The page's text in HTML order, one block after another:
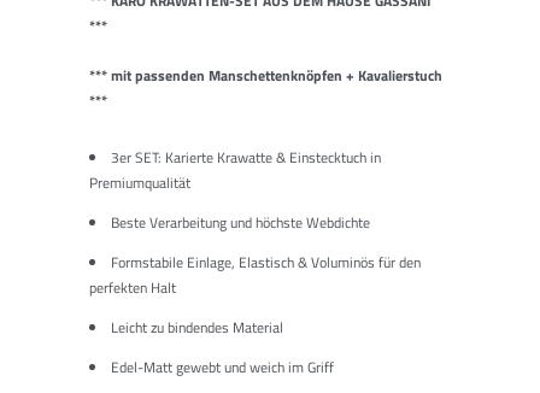
***
*** mit passenden Manschettenknöpfen + Kavalierstuch
***
3er SET: Karierte Krawatte & Einstecktuch in
Premiumqualität
Beste Verarbeitung und höchste Webdichte
Formstabile Einlage, Elastisch & Voluminös für den
perfekten Halt
Leicht zu bindendes Material
Edel-Matt gewebt und weich im Griff